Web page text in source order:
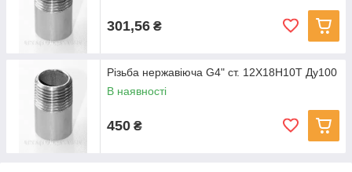
301,56 ₴
Різьба нержавіюча G4" ст. 12Х18Н10Т Ду100
В наявності
450 ₴